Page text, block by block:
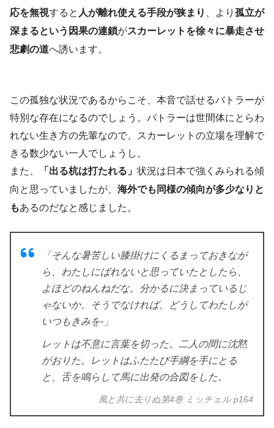
応を無視すると 人が離れ使える手段が狭まり 、より 孤立が
深まるという因果の連鎖がスカーレットを徐々に暴走させ
悲劇の道へ誘います。
この孤独な状況であるからこそ、本音で話せるバトラーが
特別な存在になるのでしょう。バトラーは世間体にとらわ
れない生き方の先輩なので、スカーレットの立場を理解で
きる数少ない一人でしょうし。
また、
「出る杭は打たれる」 状況は日本で強くみられる傾
向と思っていましたが、 海外でも同様の傾向が多少なりと
もあるのだなと感じました。
「そんな暑苦しい膝掛けにくるまっておきなが
ら、わたしにばれないと思っていたとしたら、
よほどのねんねだな。分かるに決まっているじ
ゃないか。そうでなければ、どうしてわたしが
いつもきみを-」
レットは不意に言葉を切った。二人の間に沈黙
がおりた。レットはふたたび手綱を手にとる
と、舌を鳴らして馬に出発の合図をした。
風と共に去りぬ第4巻 ミッチェル p164